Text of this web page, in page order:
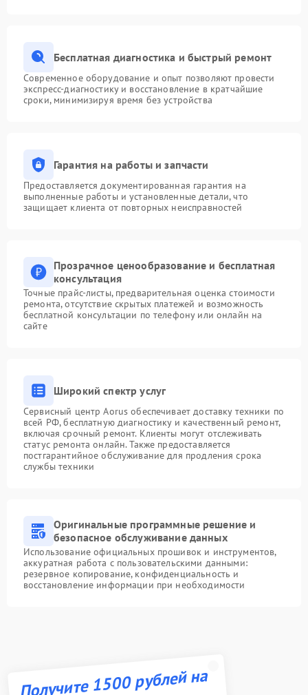
Бесплатная диагностика и быстрый ремонт
Современное оборудование и опыт позволяют провести
экспресс-диагностику и восстановление в кратчайшие
сроки, минимизируя время без устройства
Гарантия на работы и запчасти
Предоставляется документированная гарантия на
выполненные работы и установленные детали, что
защищает клиента от повторных неисправностей
Прозрачное ценообразование и бесплатная
консультация
Точные прайс-листы, предварительная оценка стоимости
ремонта, отсутствие скрытых платежей и возможность
бесплатной консультации по телефону или онлайн на
сайте
Широкий спектр услуг
Сервисный центр Aorus обеспечивает доставку техники по
всей РФ, бесплатную диагностику и качественный ремонт,
включая срочный ремонт. Клиенты могут отслеживать
статус ремонта онлайн. Также предоставляется
постгарантийное обслуживание для продления срока
службы техники
Оригинальные программные решение и
безопасное обслуживание данных
Использование официальных прошивок и инструментов,
аккуратная работа с пользовательскими данными:
резервное копирование, конфиденциальность и
восстановление информации при необходимости
Получите 1500 рублей на